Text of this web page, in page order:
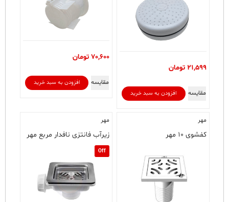
21,599 تومان
افزودن به سبد خرید مقایسه
70,600 تومان
افزودن به سبد خرید مقایسه
مهر
کفشوی ۱۰ مهر
مهر
زیرآب فانتزی نافدار مربع مهر
Off